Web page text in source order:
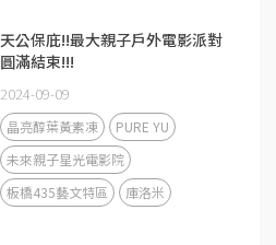
天公保庇!!最大親子戶外電影派對
圓滿結束!!!
2024-09-09
晶亮醇葉黃素凍
PURE YU
未來親子星光電影院
板橋435藝文特區
庫洛米